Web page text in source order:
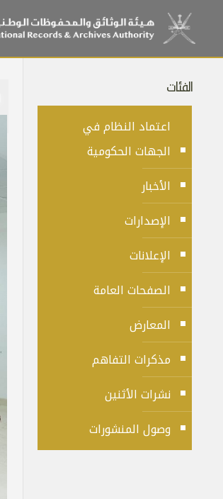
الفئات
اعتماد النظام في
الجهات الحكومية
الأخبار
الإصدارات
الإعلانات
الصفحات العامة
المعارض
مذكرات التفاهم
نشرات الأثنين
وصول المنشورات